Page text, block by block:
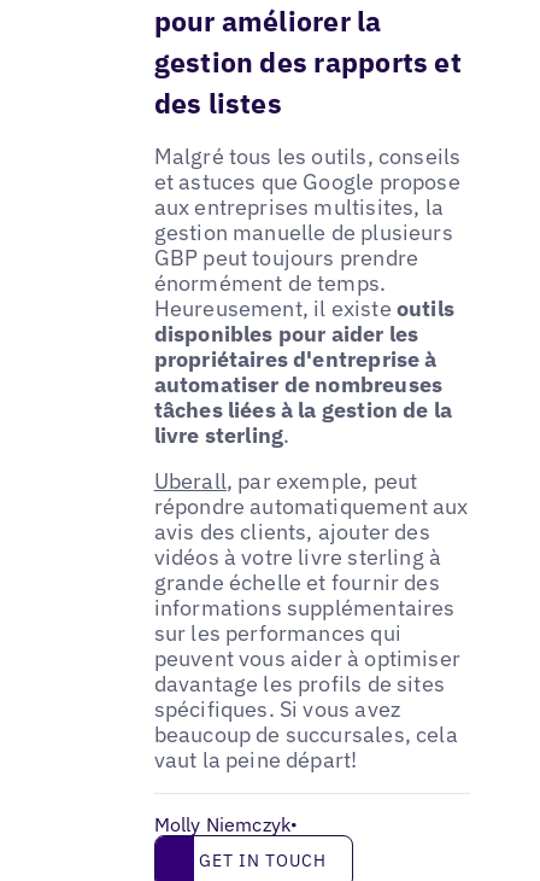
pour améliorer la
gestion des rapports et
des listes
Malgré tous les outils, conseils
et astuces que Google propose
aux entreprises multisites, la
gestion manuelle de plusieurs
GBP peut toujours prendre
énormément de temps.
Heureusement, il existe outils
disponibles pour aider les
propriétaires d'entreprise à
automatiser de nombreuses
tâches liées à la gestion de la
livre sterling.
Uberall, par exemple, peut
répondre automatiquement aux
avis des clients, ajouter des
vidéos à votre livre sterling à
grande échelle et fournir des
informations supplémentaires
sur les performances qui
peuvent vous aider à optimiser
davantage les profils de sites
spécifiques. Si vous avez
beaucoup de succursales, cela
vaut la peine départ!
Molly Niemczyk•
Get in touch
GET IN TOUCH